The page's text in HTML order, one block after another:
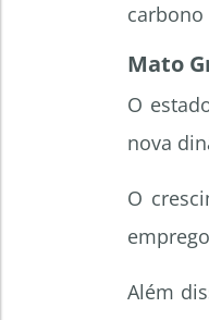
Mato
O
nova
O
Além